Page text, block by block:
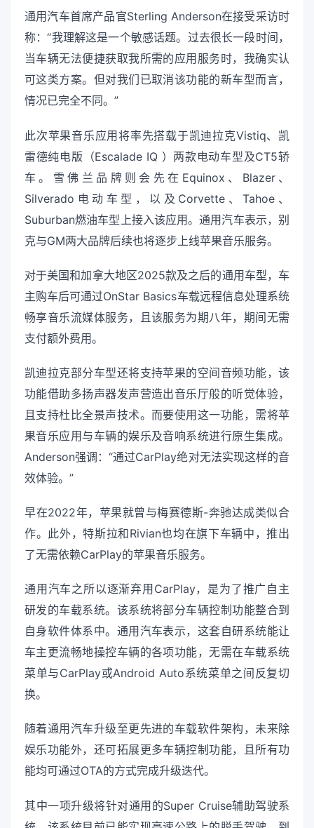
通用汽车首席产品官Sterling Anderson在接受采访时
称：“我理解这是一个敏感话题。过去很长一段时间，
当车辆无法便捷获取我所需的应用服务时，我确实认
可这类方案。但对我们已取消该功能的新车型而言，
情况已完全不同。”
此次苹果音乐应用将率先搭载于凯迪拉克Vistiq、凯
雷德纯电版（Escalade IQ ）两款电动车型及CT5轿
车。雪佛兰品牌则会先在Equinox、Blazer、
Silverado电动车型，以及Corvette、Tahoe、
Suburban燃油车型上接入该应用。通用汽车表示，别
克与GM两大品牌后续也将逐步上线苹果音乐服务。
对于美国和加拿大地区2025款及之后的通用车型，车
主购车后可通过OnStar Basics车载远程信息处理系统
畅享音乐流媒体服务，且该服务为期八年，期间无需
支付额外费用。
凯迪拉克部分车型还将支持苹果的空间音频功能，该
功能借助多扬声器发声营造出音乐厅般的听觉体验，
且支持杜比全景声技术。而要使用这一功能，需将苹
果音乐应用与车辆的娱乐及音响系统进行原生集成。
Anderson强调：“通过CarPlay绝对无法实现这样的音
效体验。”
早在2022年，苹果就曾与梅赛德斯-奔驰达成类似合
作。此外，特斯拉和Rivian也均在旗下车辆中，推出
了无需依赖CarPlay的苹果音乐服务。
通用汽车之所以逐渐弃用CarPlay，是为了推广自主
研发的车载系统。该系统将部分车辆控制功能整合到
自身软件体系中。通用汽车表示，这套自研系统能让
车主更流畅地操控车辆的各项功能，无需在车载系统
菜单与CarPlay或Android Auto系统菜单之间反复切
换。
随着通用汽车升级至更先进的车载软件架构，未来除
娱乐功能外，还可拓展更多车辆控制功能，且所有功
能均可通过OTA的方式完成升级迭代。
其中一项升级将针对通用的Super Cruise辅助驾驶系